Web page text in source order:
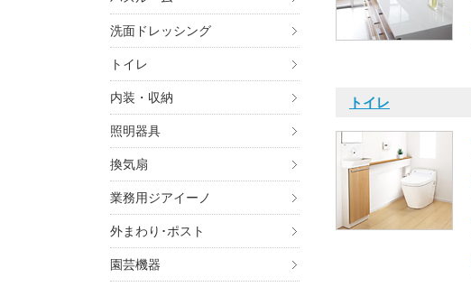
洗面ドレッシング
トイレ
内装・収納
照明器具
換気扇
業務用ジアイーノ
外まわり･ポスト
園芸機器
トイレ